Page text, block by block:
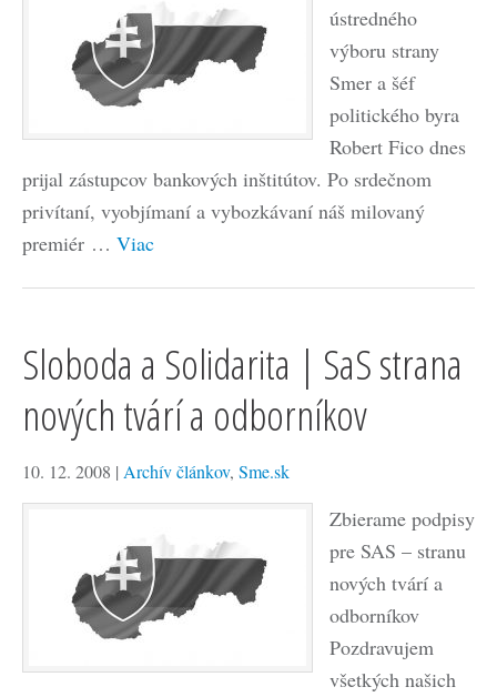
ústredného
výboru strany
Smer a šéf
politického byra
Robert Fico dnes
prijal zástupcov bankových inštitútov. Po srdečnom
privítaní, vyobjímaní a vybozkávaní náš milovaný
premiér … Viac
Sloboda a Solidarita | SaS strana
nových tvárí a odborníkov
10. 12. 2008 | Archív článkov, Sme.sk
Zbierame podpisy
pre SAS – stranu
nových tvárí a
odborníkov
Pozdravujem
všetkých našich